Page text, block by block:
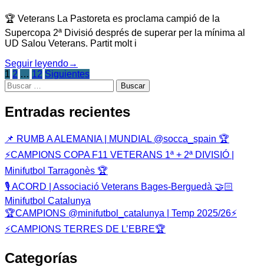
🏆 Veterans La Pastoreta es proclama campió de la
Supercopa 2ª Divisió després de superar per la mínima al
UD Salou Veterans. Partit molt i
Seguir leyendo→
Paginación
de
entradas
1 2 … 12 Siguientes
Buscar:
Entradas recientes
📌 RUMB A ALEMANIA | MUNDIAL @socca_spain 🏆
⚡️CAMPIONS COPA F11 VETERANS 1ª + 2ª DIVISIÓ |
Minifutbol Tarragonès 🏆
🎙️ ACORD | Associació Veterans Bages-Berguedà 🤝🏻
Minifutbol Catalunya
🏆CAMPIONS @minifutbol_catalunya | Temp 2025/26⚡️
⚡CAMPIONS TERRES DE L’EBRE🏆
Categorías